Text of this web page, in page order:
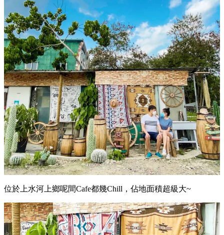
位於上水河上鄉呢間Cafe都幾Chill，佔地面積超級大~